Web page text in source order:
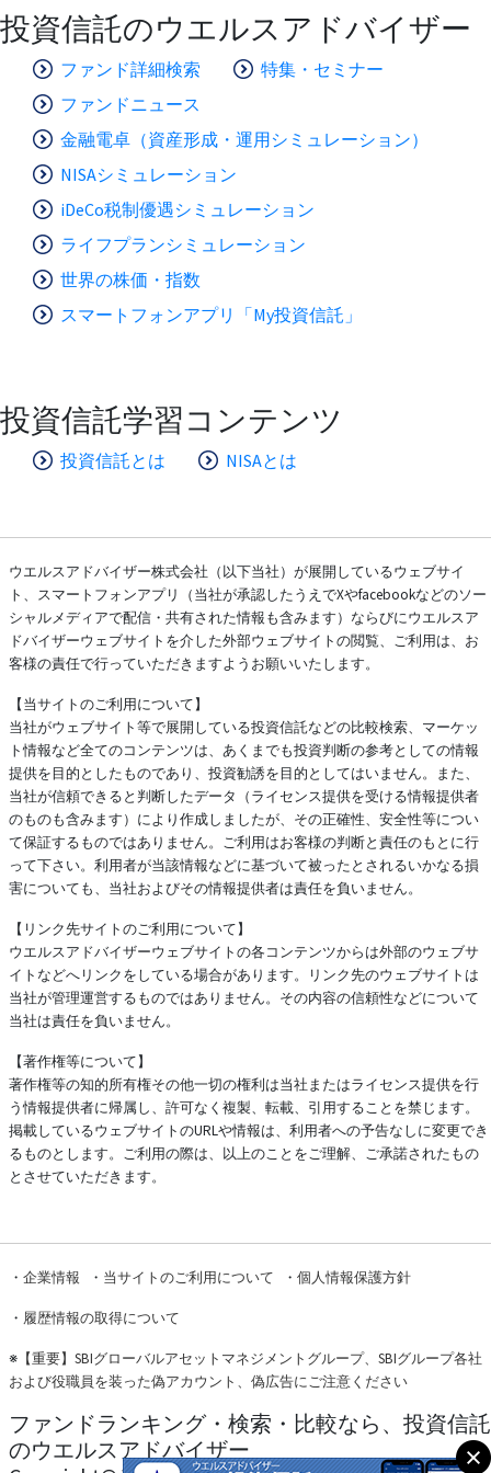
投資信託のウエルスアドバイザー
ファンド詳細検索
特集・セミナー
ファンドニュース
金融電卓（資産形成・運用シミュレーション）
NISAシミュレーション
iDeCo税制優遇シミュレーション
ライフプランシミュレーション
世界の株価・指数
スマートフォンアプリ「My投資信託」
投資信託学習コンテンツ
投資信託とは NISAとは
ウエルスアドバイザー株式会社（以下当社）が展開しているウェブサイ
ト、スマートフォンアプリ（当社が承認したうえでXやfacebookなどのソー
シャルメディアで配信・共有された情報も含みます）ならびにウエルスア
ドバイザーウェブサイトを介した外部ウェブサイトの閲覧、ご利用は、お
客様の責任で行っていただきますようお願いいたします。
【当サイトのご利用について】
当社がウェブサイト等で展開している投資信託などの比較検索、マーケッ
ト情報など全てのコンテンツは、あくまでも投資判断の参考としての情報
提供を目的としたものであり、投資勧誘を目的としてはいません。また、
当社が信頼できると判断したデータ（ライセンス提供を受ける情報提供者
のものも含みます）により作成しましたが、その正確性、安全性等につい
て保証するものではありません。ご利用はお客様の判断と責任のもとに行
って下さい。利用者が当該情報などに基づいて被ったとされるいかなる損
害についても、当社およびその情報提供者は責任を負いません。
【リンク先サイトのご利用について】
ウエルスアドバイザーウェブサイトの各コンテンツからは外部のウェブサ
イトなどへリンクをしている場合があります。リンク先のウェブサイトは
当社が管理運営するものではありません。その内容の信頼性などについて
当社は責任を負いません。
【著作権等について】
著作権等の知的所有権その他一切の権利は当社またはライセンス提供を行
う情報提供者に帰属し、許可なく複製、転載、引用することを禁じます。
掲載しているウェブサイトのURLや情報は、利用者への予告なしに変更でき
るものとします。ご利用の際は、以上のことをご理解、ご承諾されたもの
とさせていただきます。
・ 企業情報 ・ 当サイトのご利用について ・ 個人情報保護方針
・ 履歴情報の取得について
※ 【重要】SBIグローバルアセットマネジメントグループ、SBIグループ各社
および役職員を装った偽アカウント、偽広告にご注意ください
ファンドランキング・検索・比較なら、投資信託
のウエルスアドバイザー